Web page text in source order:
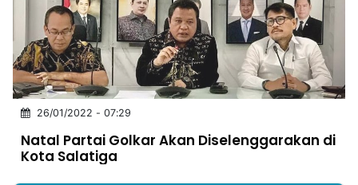
26/01/2022 - 07:29
Natal Partai Golkar Akan Diselenggarakan di
Kota Salatiga